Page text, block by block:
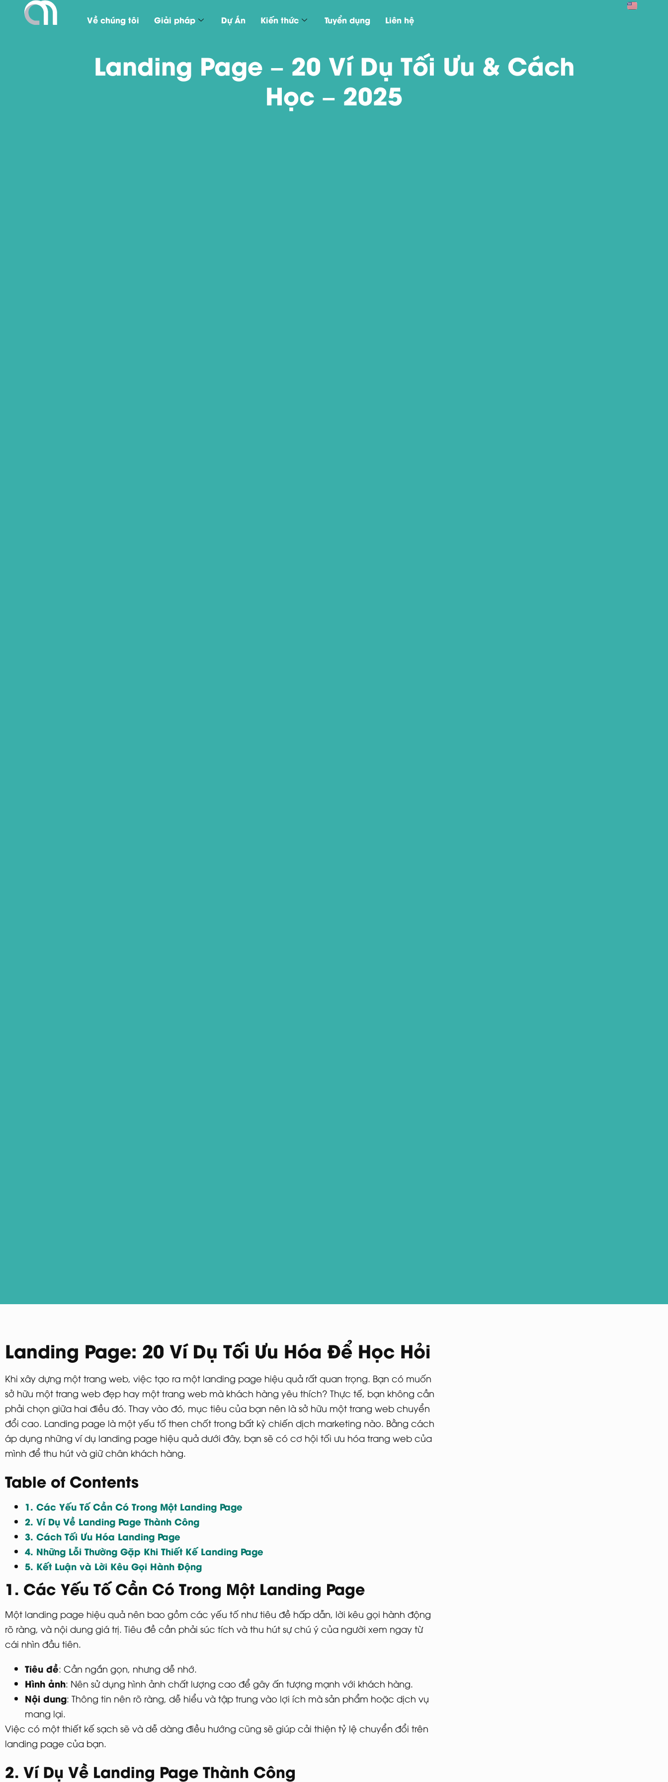
Về chúng tôi Giải pháp Dự Án Kiến thức Tuyển dụng Liên hệ
Landing Page – 20 Ví Dụ Tối Ưu & Cách
Học – 2025
Landing Page: 20 Ví Dụ Tối Ưu Hóa Để Học Hỏi
Khi xây dựng một trang web, việc tạo ra một landing page hiệu quả rất quan trọng. Bạn có muốn
sở hữu một trang web đẹp hay một trang web mà khách hàng yêu thích? Thực tế, bạn không cần
phải chọn giữa hai điều đó. Thay vào đó, mục tiêu của bạn nên là sở hữu một trang web chuyển
đổi cao. Landing page là một yếu tố then chốt trong bất kỳ chiến dịch marketing nào. Bằng cách
áp dụng những ví dụ landing page hiệu quả dưới đây, bạn sẽ có cơ hội tối ưu hóa trang web của
mình để thu hút và giữ chân khách hàng.
Table of Contents
1. Các Yếu Tố Cần Có Trong Một Landing Page
2. Ví Dụ Về Landing Page Thành Công
3. Cách Tối Ưu Hóa Landing Page
4. Những Lỗi Thường Gặp Khi Thiết Kế Landing Page
5. Kết Luận và Lời Kêu Gọi Hành Động
1. Các Yếu Tố Cần Có Trong Một Landing Page
Một landing page hiệu quả nên bao gồm các yếu tố như tiêu đề hấp dẫn, lời kêu gọi hành động
rõ ràng, và nội dung giá trị. Tiêu đề cần phải súc tích và thu hút sự chú ý của người xem ngay từ
cái nhìn đầu tiên.
Tiêu đề: Cần ngắn gọn, nhưng dễ nhớ.
Hình ảnh: Nên sử dụng hình ảnh chất lượng cao để gây ấn tượng mạnh với khách hàng.
Nội dung: Thông tin nên rõ ràng, dễ hiểu và tập trung vào lợi ích mà sản phẩm hoặc dịch vụ
mang lại.
Việc có một thiết kế sạch sẽ và dễ dàng điều hướng cũng sẽ giúp cải thiện tỷ lệ chuyển đổi trên
landing page của bạn.
2. Ví Dụ Về Landing Page Thành Công